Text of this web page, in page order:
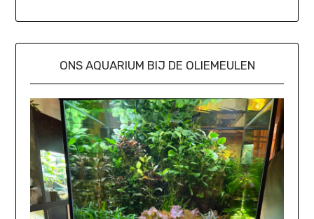
ONS AQUARIUM BIJ DE OLIEMEULEN